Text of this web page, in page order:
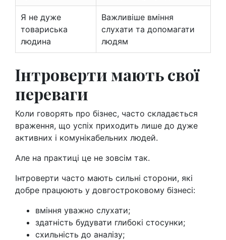
Я не дуже
товариська
людина
Важливіше вміння
слухати та допомагати
людям
Інтроверти мають свої
переваги
Коли говорять про бізнес, часто складається
враження, що успіх приходить лише до дуже
активних і комунікабельних людей.
Але на практиці це не зовсім так.
Інтроверти часто мають сильні сторони, які
добре працюють у довгостроковому бізнесі:
вміння уважно слухати;
здатність будувати глибокі стосунки;
схильність до аналізу;